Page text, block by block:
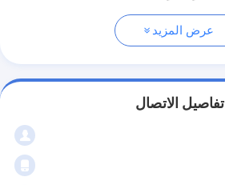
عرض المزيد
تفاصيل الاتصال